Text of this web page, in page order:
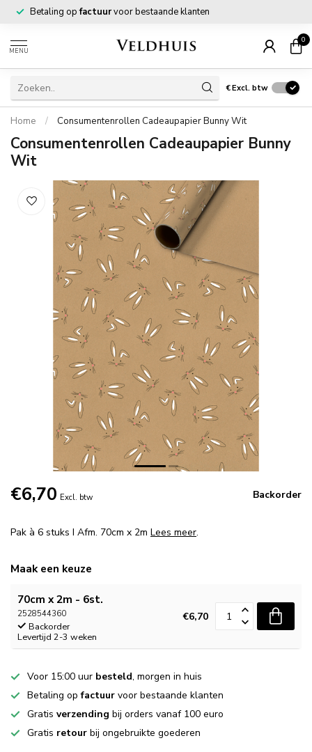
Betaling opfactuurvoor bestaande klanten
MENU
0
€Excl. btw
Home / Consumentenrollen Cadeaupapier Bunny Wit
Consumentenrollen Cadeaupapier Bunny
Wit
€6,70 Excl. btw Backorder
Pak à 6 stuks I Afm. 70cm x 2m Lees meer.
Maak een keuze
70cm x 2m - 6st.
2528544360
Backorder
Levertijd 2-3 weken
€6,70
Voor 15:00 uur besteld, morgen in huis
Betaling opfactuur voor bestaande klanten
Gratis verzending bij orders vanaf 100 euro
Gratis retour bij ongebruikte goederen